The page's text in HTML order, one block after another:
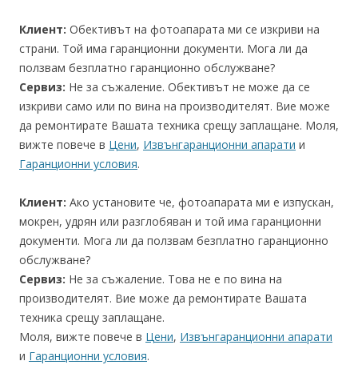
Клиент: Обективът на фотоапарата ми се изкриви на
страни. Той има гаранционни документи. Мога ли да
ползвам безплатно гаранционно обслужване?
Сервиз: Не за съжаление. Обективът не може да се
изкриви само или по вина на производителят. Вие може
да ремонтирате Вашата техника срещу заплащане. Моля,
вижте повече в Цени, Извънгаранционни апарати и
Гаранционни условия.
Клиент: Ако установите че, фотоапарата ми е изпускан,
мокрен, удрян или разглобяван и той има гаранционни
документи. Мога ли да ползвам безплатно гаранционно
обслужване?
Сервиз: Не за съжаление. Това не е по вина на
производителят. Вие може да ремонтирате Вашата
техника срещу заплащане.
Моля, вижте повече в Цени, Извънгаранционни апарати
и Гаранционни условия.